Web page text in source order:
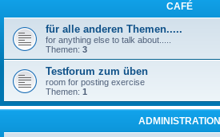
CAFÉ
für alle anderen Themen.....
for anything else to talk about.....
Themen: 3
Testforum zum üben
room for posting exercise
Themen: 1
ADMINISTRATION